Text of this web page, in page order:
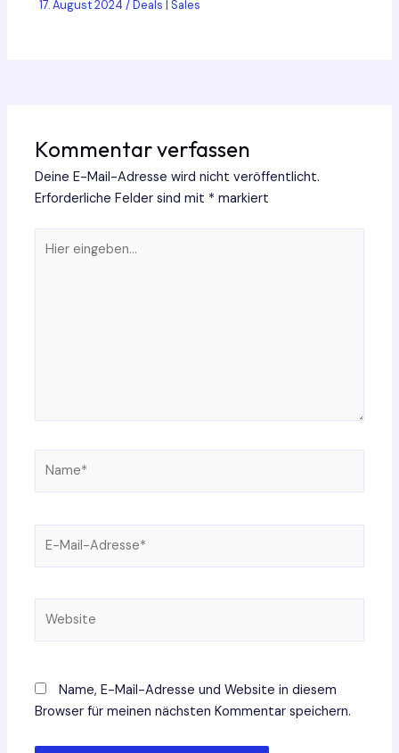
17. August 2024/Deals | Sales
Kommentar verfassen
Deine E-Mail-Adresse wird nicht veröffentlicht.
Erforderliche Felder sind mit * markiert
eingeben…
Mail-
Name, E-Mail-Adresse und Website in diesem
Browser für meinen nächsten Kommentar speichern.